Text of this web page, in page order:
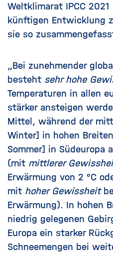
Weltklimarat IPCC 2021
künftigen Entwicklung
sie so
„Bei zunehmender
besteht sehr hohe
Temperaturen in allen
stärker ansteigen
Mittel, während der
Winter] in hohen
Sommer] in Südeuropa
(mit mittlerer
Erwärmung von 2 °C
mit hoher Gewissheit
Erwärmung). In hohen
niedrig gelegenen
Europa ein starker
Schneemengen bei